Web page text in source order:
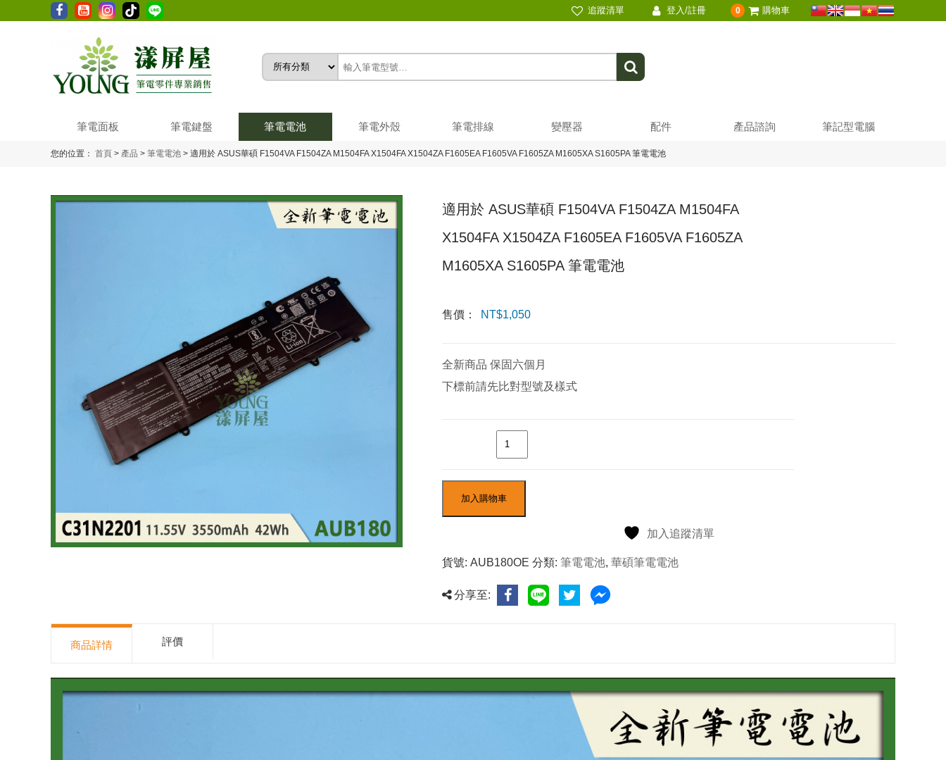
追蹤清單 登入/註冊 0 購物車
筆電面板 筆電鍵盤 筆電電池 筆電外殼 筆電排線 變壓器 配件 產品諮詢 筆記型電腦
您的位置： 首頁 > 產品 > 筆電電池 > 適用於 ASUS華碩 F1504VA F1504ZA M1504FA X1504FA X1504ZA F1605EA F1605VA F1605ZA M1605XA S1605PA 筆電電池
適用於 ASUS華碩 F1504VA F1504ZA M1504FA
X1504FA X1504ZA F1605EA F1605VA F1605ZA
M1605XA S1605PA 筆電電池
售價： NT$1,050
全新商品 保固六個月
下標前請先比對型號及樣式
加入購物車
加入追蹤清單
貨號:AUB180OE 分類:筆電電池,華碩筆電電池
分享至:
商品詳情 評價